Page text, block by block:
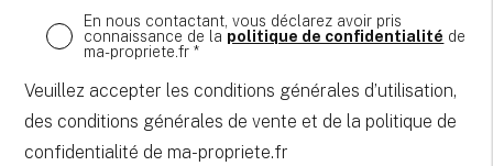
En nous contactant, vous déclarez avoir pris
connaissance de la politique de confidentialité de
ma-propriete.fr *
Veuillez accepter les conditions générales d’utilisation,
des conditions générales de vente et de la politique de
confidentialité de ma-propriete.fr